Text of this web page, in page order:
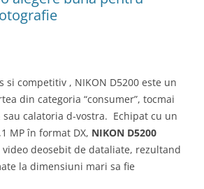
competitiv , NIKON D5200 este un
din categoria “consumer”, tocmai
calatoria d-vostra. Echipat cu un
MP în format DX, NIKON D5200
deosebit de dataliate, rezultand
la dimensiuni mari sa fie